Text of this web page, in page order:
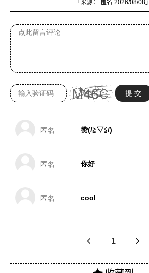
「来源： 匿名 2026/08/08」